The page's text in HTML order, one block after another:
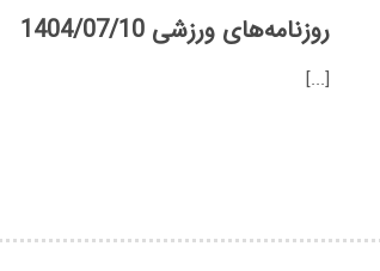
روزنامه‌های ورزشی 1404/07/10
[...]